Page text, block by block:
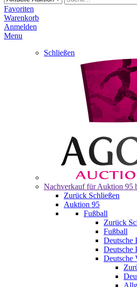
Favoriten
Warenkorb
Anmelden
Menu
Schließen
Nachverkauf für Auktion 95
Zurück Schließen
Auktion 95
Fußball
Zurück
Fußball
Deutsche
Deutsche
Deutsche